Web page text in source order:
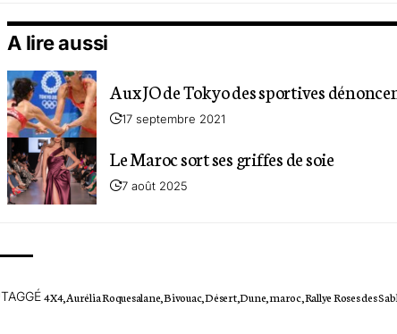
A lire aussi
Aux JO de Tokyo des sportives
17 septembre 2021
Le Maroc sort ses griffes de soie
7 août 2025
TAGGÉ4X4 Aurélia Roquesalane Bivouac Désert Dune maroc Rallye Roses des